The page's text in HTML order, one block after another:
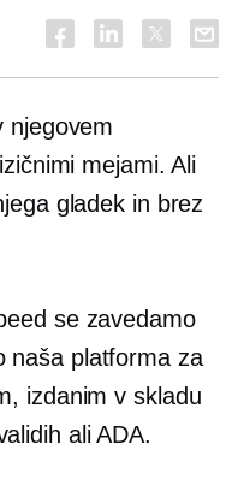
njegovem
mejami. Ali
gladek in brez
se zavedamo
naša platforma za
izdanim v skladu
ali ADA.